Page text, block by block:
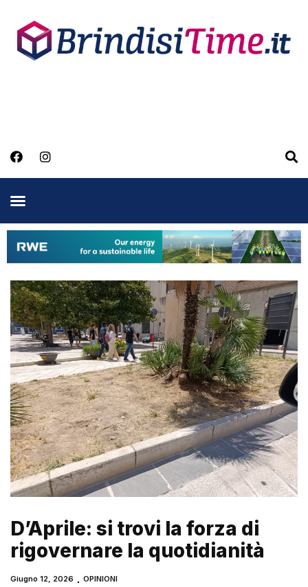
D’Aprile: si trovi la forza di
rigovernare la quotidianità
Giugno 12, 2026 OPINIONI